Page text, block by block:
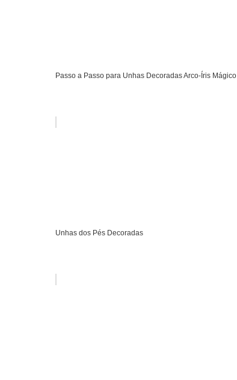
Passo a Passo para Unhas Decoradas Arco-Íris Mágico
Unhas dos Pés Decoradas